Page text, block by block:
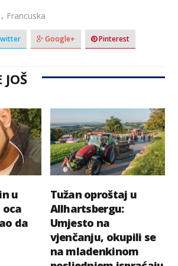
, Francuska
Google+ Pinterest
JOŠ
u
oca
da
Tužan oproštaj u
Allhartsbergu:
Umjesto na
vjenčanju, okupili se
na mladenkinom